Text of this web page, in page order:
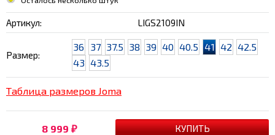
Артикул: LIGS2109IN
Размер:
36 37 37.5 38 39 40 40.5 41 42 42.5
43 43.5
Таблица размеров Joma
8 999 ₽